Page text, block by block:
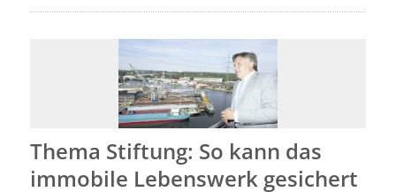
Thema Stiftung: So kann das
immobile Lebenswerk gesichert